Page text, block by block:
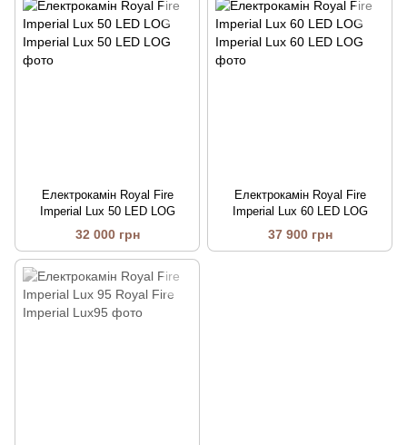
Електрокамін Royal Fire
Imperial Lux 50 LED LOG
32 000 грн
Електрокамін Royal Fire
Imperial Lux 60 LED LOG
37 900 грн